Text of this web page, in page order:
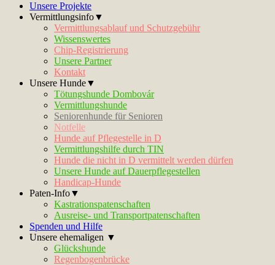
Unsere Projekte
Vermittlungsinfo▼
Vermittlungsablauf und Schutzgebühr
Wissenswertes
Chip-Registrierung
Unsere Partner
Kontakt
Unsere Hunde▼
Tötungshunde Dombovár
Vermittlungshunde
Seniorenhunde für Senioren
Notfelle
Hunde auf Pflegestelle in D
Vermittlungshilfe durch TIN
Hunde die nicht in D vermittelt werden dürfen
Unsere Hunde auf Dauerpflegestellen
Handicap-Hunde
Paten-Info▼
Kastrationspatenschaften
Ausreise- und Transportpatenschaften
Spenden und Hilfe
Unsere ehemaligen ▼
Glückshunde
Regenbogenbrücke